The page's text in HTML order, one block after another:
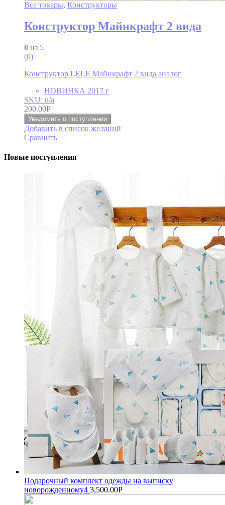
Все товары, Конструкторы
Конструктор Майнкрафт 2 вида
0 из 5
(0)
Конструктор LELE Майнкрафт 2 вида аналог
НОВИНКА 2017 г
SKU: n/a
200.00Р
Уведомить о поступлении
Добавить в список желаний
Сравнить
Новые поступления
Подарочный комплект одежды на выписку
новорожденному4 3,500.00Р